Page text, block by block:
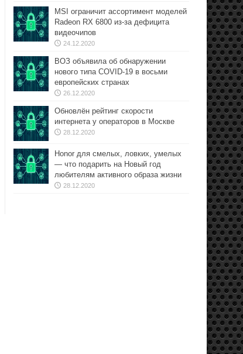
MSI ограничит ассортимент моделей
Radeon RX 6800 из-за дефицита
видеочипов
24.12.2020
ВОЗ объявила об обнаружении
нового типа COVID-19 в восьми
европейских странах
26.12.2020
Обновлён рейтинг скорости
интернета у операторов в Москве
28.12.2020
Honor для смелых, ловких, умелых
— что подарить на Новый год
любителям активного образа жизни
28.12.2020